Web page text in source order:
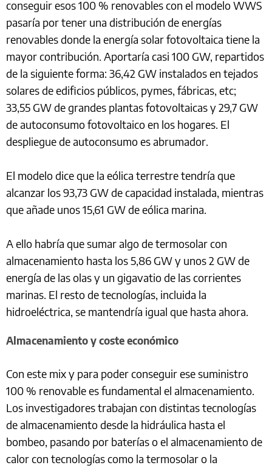
conseguir esos 100 % renovables con el modelo WWS
pasaría por tener una distribución de energías
renovables donde la energía solar fotovoltaica tiene la
mayor contribución. Aportaría casi 100 GW, repartidos
de la siguiente forma: 36,42 GW instalados en tejados
solares de edificios públicos, pymes, fábricas, etc;
33,55 GW de grandes plantas fotovoltaicas y 29,7 GW
de autoconsumo fotovoltaico en los hogares. El
despliegue de autoconsumo es abrumador.
El modelo dice que la eólica terrestre tendría que
alcanzar los 93,73 GW de capacidad instalada, mientras
que añade unos 15,61 GW de eólica marina.
A ello habría que sumar algo de termosolar con
almacenamiento hasta los 5,86 GW y unos 2 GW de
energía de las olas y un gigavatio de las corrientes
marinas. El resto de tecnologías, incluida la
hidroeléctrica, se mantendría igual que hasta ahora.
Almacenamiento y coste económico
Con este mix y para poder conseguir ese suministro
100 % renovable es fundamental el almacenamiento.
Los investigadores trabajan con distintas tecnologías
de almacenamiento desde la hidráulica hasta el
bombeo, pasando por baterías o el almacenamiento de
calor con tecnologías como la termosolar o la